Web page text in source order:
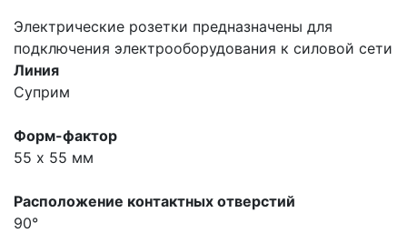
Электрические розетки предназначены для
подключения электрооборудования к силовой сети
Линия
Суприм
Форм-фактор
55 х 55 мм
Расположение контактных отверстий
90°